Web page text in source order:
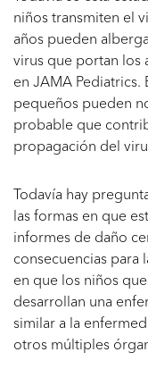
niños transmiten el
años pueden
virus que portan los
en JAMA Pediatrics.
pequeños pueden
probable que
propagación del
Todavía hay
las formas en que
informes de daño
consecuencias para
en que los niños
desarrollan una
similar a la
otros múltiples